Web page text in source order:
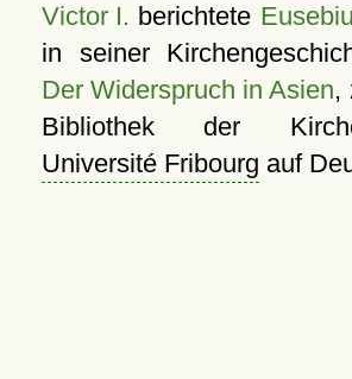
Victor I. berichtete
in seiner
Der Widerspruch in Asien,
Bibliothek der
Université Fribourg auf